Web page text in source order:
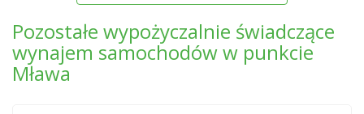
Pozostałe wypożyczalnie świadczące
wynajem samochodów w punkcie
Mława